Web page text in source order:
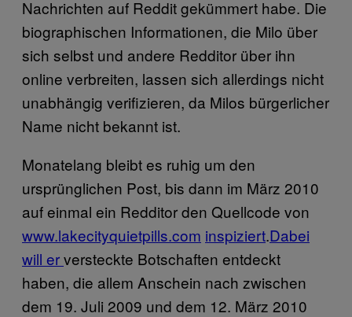
Nachrichten auf Reddit gekümmert habe. Die
biographischen Informationen, die Milo über
sich selbst und andere Redditor über ihn
online verbreiten, lassen sich allerdings nicht
unabhängig verifizieren, da Milos bürgerlicher
Name nicht bekannt ist.
Monatelang bleibt es ruhig um den
ursprünglichen Post, bis dann im März 2010
auf einmal ein Redditor den Quellcode von
www.lakecityquietpills.com inspiziert.Dabei
will erversteckte Botschaften entdeckt
haben, die allem Anschein nach zwischen
dem 19. Juli 2009 und dem 12. März 2010